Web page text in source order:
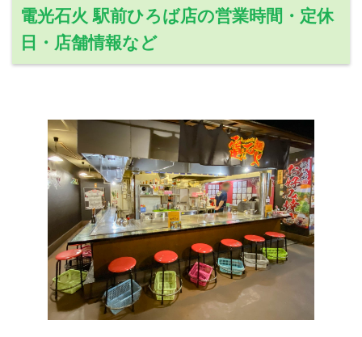
電光石火 駅前ひろば店の営業時間・定休
日・店舗情報など